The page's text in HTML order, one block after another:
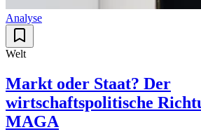
Analyse
Welt
Markt oder Staat? Der
wirtschaftspolitische
MAGA